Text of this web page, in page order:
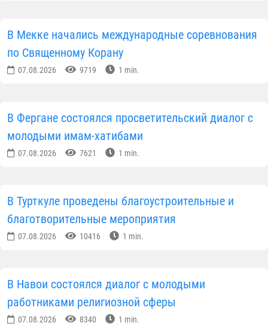
В Мекке начались международные соревнования
по Священному Корану
07.08.2026 9719 1 min.
В Фергане состоялся просветительский диалог с
молодыми имам-хатибами
07.08.2026 7621 1 min.
В Турткуле проведены благоустроительные и
благотворительные мероприятия
07.08.2026 10416 1 min.
В Навои состоялся диалог с молодыми
работниками религиозной сферы
07.08.2026 8340 1 min.